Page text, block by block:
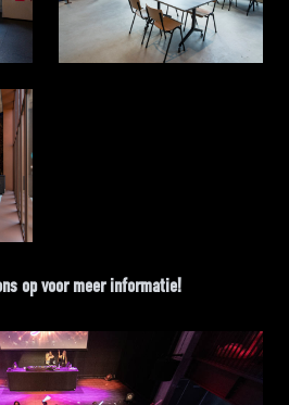
op voor meer informatie!